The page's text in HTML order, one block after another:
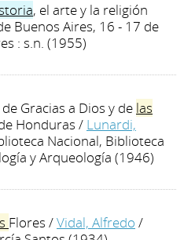
, el arte y la religión
Buenos Aires, 16 - 17 de
: s.n. (1955)
Gracias a Dios y de las
Honduras / Lunardi,
Nacional, Biblioteca
y Arqueología (1946)
Flores /Vidal, Alfredo /